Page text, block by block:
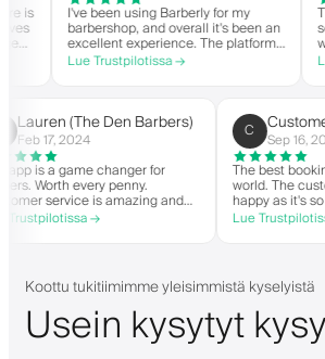
I've been using Barberly for my
barbershop, and overall it's been an
excellent experience. The platform
is easy to use, reliable, and has
streamlined my booking process.
helpful.
Lue Trustpilotissa →
service
with
CTG
Lue
L( Lauren (The Den Barbers)
Feb 17, 2024
The app is a game changer for
barbers. Worth every penny.
Customer service is amazing and
helps with everything or whatever
they need. Definitely recommend.
Lue Trustpilotissa →
C
The
world.
happy
great
people
system.
Lue
Koottu tukitiimimme yleisimmistä kyselyistä
Usein kysytyt